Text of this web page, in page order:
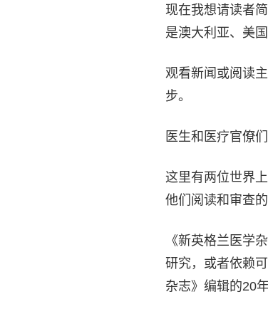
现在我想请读者
是澳大利亚、美
观看新闻或阅读
步。
医生和医疗官僚
这里有两位世界
他们阅读和审查
《新英格兰医学
研究，或者依赖
杂志》编辑的20